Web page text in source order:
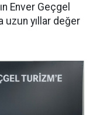
Enver Geçgel
uzun yıllar değer